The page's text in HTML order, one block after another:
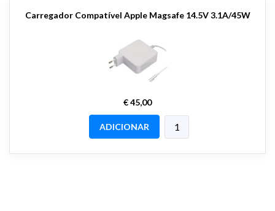
Carregador Compatível Apple Magsafe 14.5V 3.1A/45W
€ 45,00
ADICIONAR